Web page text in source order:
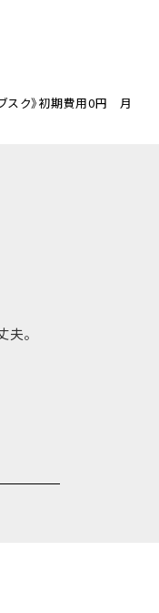
スク》初期費用0円 月額
。